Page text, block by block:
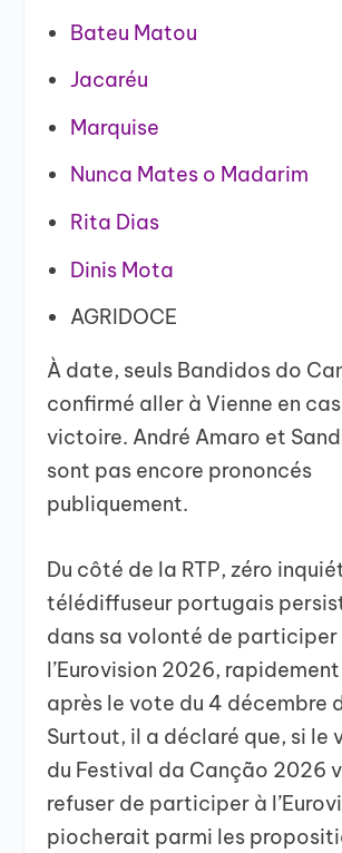
Bateu Matou
Jacaréu
Marquise
Nunca Mates o Madarim
Rita Dias
Dinis Mota
AGRIDOCE
À date, seuls Bandidos do
confirmé aller à Vienne en
victoire. André Amaro et
sont pas encore prononcés
publiquement.
Du côté de la RTP, zéro
télédiffuseur portugais
dans sa volonté de participer
l’Eurovision 2026,
après le vote du 4 décembre
Surtout, il a déclaré que, si le
du Festival da Canção 2026
refuser de participer à
piocherait parmi les